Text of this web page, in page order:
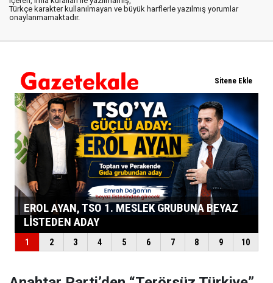
Türkçe karakter kullanılmayan ve büyük harflerle yazılmış yorumlar
onaylanmamaktadır.